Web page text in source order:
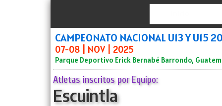
CAMPEONATO NACIONAL U13 Y U15
07-08 | NOV | 2025
Parque Deportivo Erick Bernabé Barrondo,
Atletas inscritos por Equipo:
Escuintla